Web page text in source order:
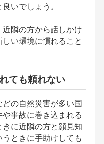
いでしょう。
隣の方から話しかけ
い環境に慣れること
ても頼れない
の自然災害が多い国
事故に巻き込まれる
に近隣の方と顔見知
ときに手助けしても